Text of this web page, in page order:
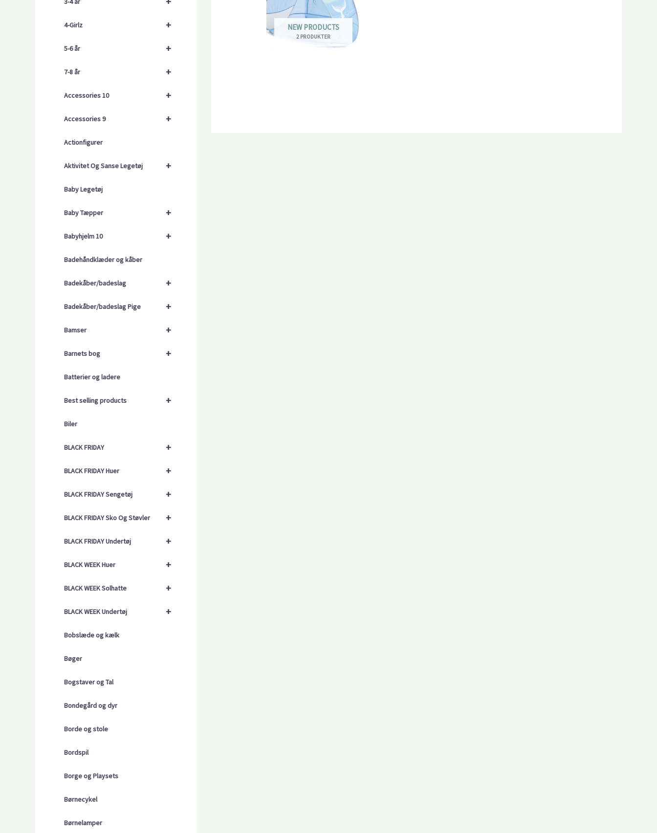
+
4-Girlz
+
5-6 år
+
7-8 år
+
Accessories 10
+
Accessories 9
Actionfigurer
+
Aktivitet Og Sanse Legetøj
Baby Legetøj
+
Baby Tæpper
+
Babyhjelm 10
Badehåndklæder og kåber
+
Badekåber/badeslag
+
Badekåber/badeslag Pige
+
Bamser
+
Barnets bog
Batterier og ladere
+
Best selling products
Biler
+
BLACK FRIDAY
+
BLACK FRIDAY Huer
+
BLACK FRIDAY Sengetøj
+
BLACK FRIDAY Sko Og Støvler
+
BLACK FRIDAY Undertøj
+
BLACK WEEK Huer
+
BLACK WEEK Solhatte
+
BLACK WEEK Undertøj
Bobslæde og kælk
Bøger
Bogstaver og Tal
Bondegård og dyr
Borde og stole
Bordspil
Borge og Playsets
Børnecykel
Børnelamper
NEW PRODUCTS
2 PRODUKTER